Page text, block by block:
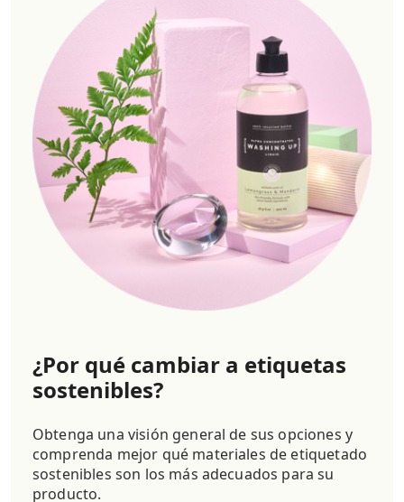
¿Por qué cambiar a etiquetas
sostenibles?
Obtenga una visión general de sus opciones y
comprenda mejor qué materiales de etiquetado
sostenibles son los más adecuados para su
producto.